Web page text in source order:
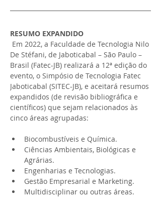
RESUMO EXPANDIDO
Em 2022, a Faculdade de Tecnologia Nilo
De Stéfani, de Jaboticabal – São Paulo –
Brasil (Fatec-JB) realizará a 12ª edição do
evento, o Simpósio de Tecnologia Fatec
Jaboticabal (SITEC-JB), e aceitará resumos
expandidos (de revisão bibliográfica e
científicos) que sejam relacionados às
cinco áreas agrupadas:
Biocombustíveis e Química.
Ciências Ambientais, Biológicas e
Agrárias.
Engenharias e Tecnologias.
Gestão Empresarial e Marketing.
Multidisciplinar ou outras áreas.